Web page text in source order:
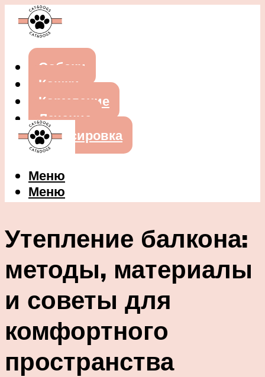
Собаки
Кошки
Кормление
Лечение
Дрессировка
Меню
Меню
Утепление балкона:
методы, материалы
и советы для
комфортного
пространства